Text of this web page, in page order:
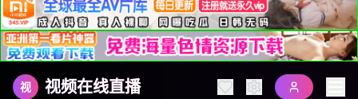
视 视频在线直播